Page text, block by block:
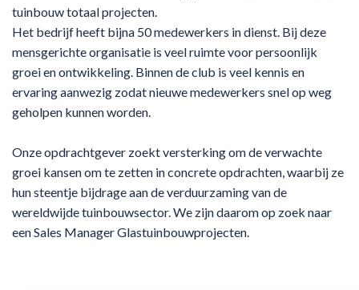
tuinbouw totaal projecten.
Het bedrijf heeft bijna 50 medewerkers in dienst. Bij deze
mensgerichte organisatie is veel ruimte voor persoonlijk
groei en ontwikkeling. Binnen de club is veel kennis en
ervaring aanwezig zodat nieuwe medewerkers snel op weg
geholpen kunnen worden.
Onze opdrachtgever zoekt versterking om de verwachte
groei kansen om te zetten in concrete opdrachten, waarbij ze
hun steentje bijdrage aan de verduurzaming van de
wereldwijde tuinbouwsector. We zijn daarom op zoek naar
een Sales Manager Glastuinbouwprojecten.